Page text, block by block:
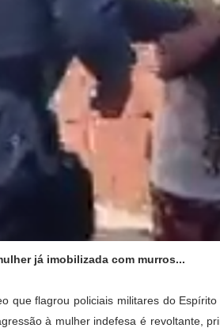
já imobilizada com murros...
que flagrou policiais militares do
à mulher indefesa é revoltante,